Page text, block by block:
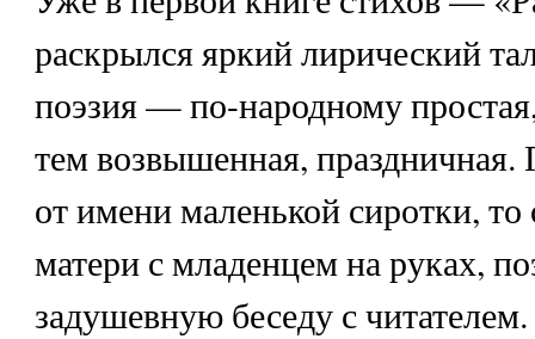
раскрылся яркий лирический
поэзия — по-народному
тем возвышенная, праздничная.
от имени маленькой сиротки, то
матери с младенцем на руках,
задушевную беседу с читателем.